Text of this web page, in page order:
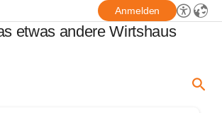
Anmelden
etwas andere Wirtshaus